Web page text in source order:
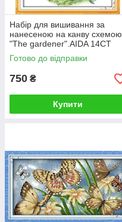
Набір для вишивання за
нанесеною на канву схемою
"The gardener".AIDA 14CT
printed, 38*47 см
Готово до відправки
750 ₴
Купити